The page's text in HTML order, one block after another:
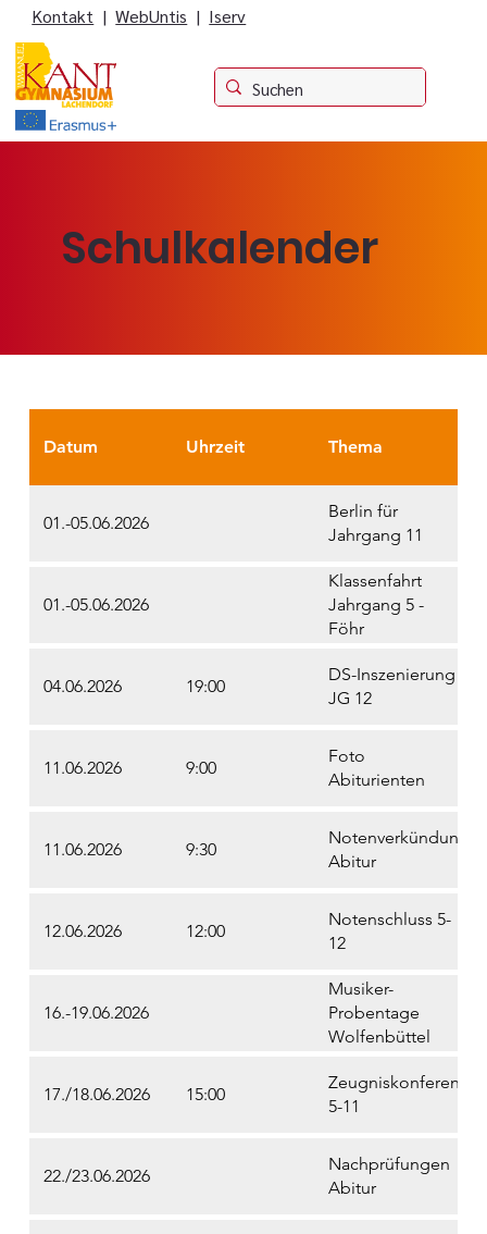
Kontakt |WebUntis | Iserv
Schulkalender
Datum Uhrzeit Thema
01.-05.06.2026
Berlin für
Jahrgang 11
01.-05.06.2026
Klassenfahrt
Jahrgang 5 -
Föhr
04.06.2026 19:00
DS-Inszenierung
JG 12
11.06.2026 9:00
Foto
Abiturienten
11.06.2026 9:30
Notenverkündung
Abitur
12.06.2026 12:00
Notenschluss 5-
12
16.-19.06.2026
Musiker-
Probentage
Wolfenbüttel
17./18.06.2026 15:00
Zeugniskonferenzen
5-11
22./23.06.2026
Nachprüfungen
Abitur